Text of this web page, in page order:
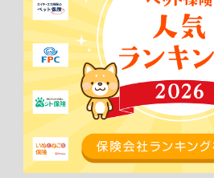
2024年03月26日
通院補償がついているペット保険